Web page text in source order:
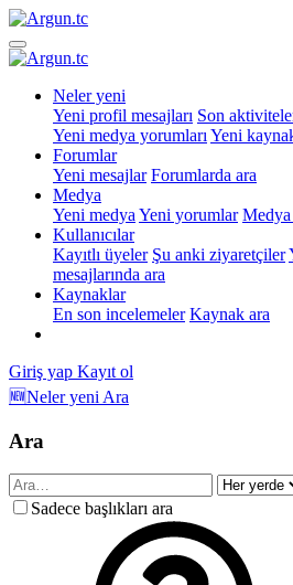
Neler yeni
Yeni profil mesajları Son
Yeni medya yorumları Yeni
Forumlar
Yeni mesajlar Forumlarda ara
Medya
Yeni medya Yeni yorumlar Medya
Kullanıcılar
Kayıtlı üyeler Şu anki ziyaretçiler
mesajlarında ara
Kaynaklar
En son incelemeler Kaynak ara
Giriş yap Kayıt ol
🆕Neler yeni Ara
Ara
Sadece başlıkları ara